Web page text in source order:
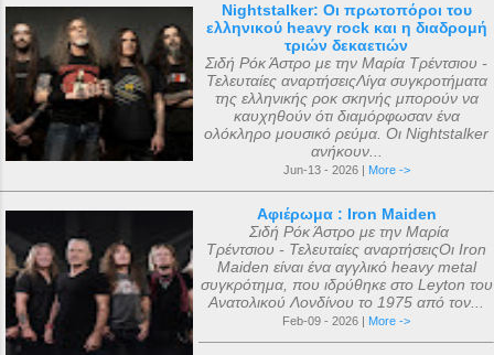
Nightstalker: Οι πρωτοπόροι του
ελληνικού heavy rock και η διαδρομή
τριών δεκαετιών
Σιδή Ρόκ Άστρο με την Μαρία Τρέντσιου -
Τελευταίες αναρτήσειςΛίγα συγκροτήματα
της ελληνικής ροκ σκηνής μπορούν να
καυχηθούν ότι διαμόρφωσαν ένα
ολόκληρο μουσικό ρεύμα. Οι Nightstalker
ανήκουν...
Jun-13 - 2026 | More ->
Αφιέρωμα : Iron Maiden
Σιδή Ρόκ Άστρο με την Μαρία
Τρέντσιου - Τελευταίες αναρτήσειςΟι Iron
Maiden είναι ένα αγγλικό heavy metal
συγκρότημα, που ιδρύθηκε στο Leyton του
Ανατολικού Λονδίνου το 1975 από τον...
Feb-09 - 2026 | More ->